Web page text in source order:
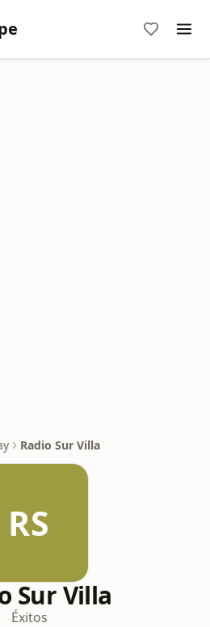
Radio Sur Villa
RS
Sur Villa
Éxitos